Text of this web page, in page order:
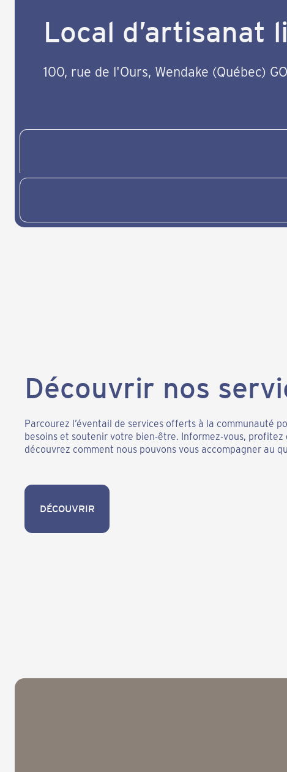
Local d’artisanat
100, rue de l'Ours, Wendake (Québec)
Découvrir nos
Parcourez l’éventail de services offerts à la communauté
besoins et soutenir votre bien-être. Informez-vous, profitez
découvrez comment nous pouvons vous accompagner au
DÉCOUVRIR
DÉCOUVRIR